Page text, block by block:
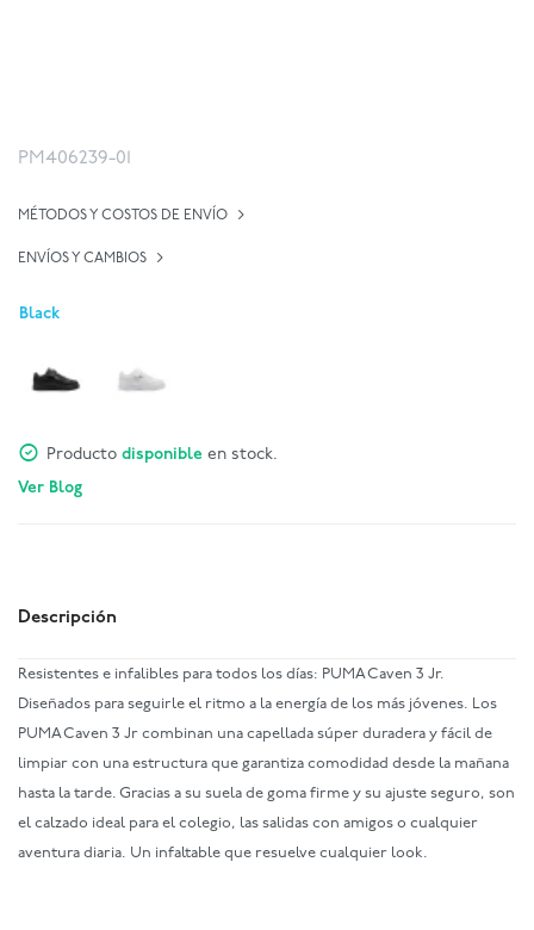
PM406239-01
MÉTODOS Y COSTOS DE ENVÍO
ENVÍOS Y CAMBIOS
Black
Producto disponible en stock.
Ver Blog
Descripción
Resistentes e infalibles para todos los días: PUMA Caven 3 Jr.
Diseñados para seguirle el ritmo a la energía de los más jóvenes. Los
PUMA Caven 3 Jr combinan una capellada súper duradera y fácil de
limpiar con una estructura que garantiza comodidad desde la mañana
hasta la tarde. Gracias a su suela de goma firme y su ajuste seguro, son
el calzado ideal para el colegio, las salidas con amigos o cualquier
aventura diaria. Un infaltable que resuelve cualquier look.